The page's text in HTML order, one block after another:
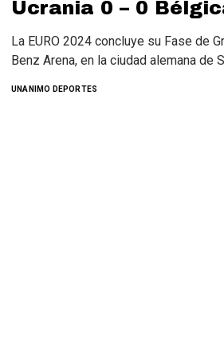
Ucrania 0 – 0
La EURO 2024 concluye su Fase de
Benz Arena, en la ciudad alemana de
UNANIMO DEPORTES